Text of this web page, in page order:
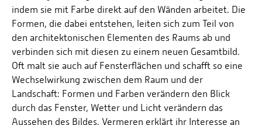
indem sie mit Farbe direkt auf den Wänden arbeitet. Die
Formen, die dabei entstehen, leiten sich zum Teil von
den architektonischen Elementen des Raums ab und
verbinden sich mit diesen zu einem neuen Gesamtbild.
Oft malt sie auch auf Fensterflächen und schafft so eine
Wechselwirkung zwischen dem Raum und der
Landschaft: Formen und Farben verändern den Blick
durch das Fenster, Wetter und Licht verändern das
Aussehen des Bildes. Vermeren erklärt ihr Interesse an